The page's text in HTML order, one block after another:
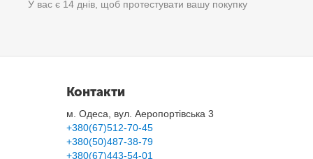
У вас є 14 днів, щоб протестувати вашу покупку
Контакти
м. Одеса, вул. Аеропортівська 3
+380(67)512-70-45
+380(50)487-38-79
+380(67)443-54-01